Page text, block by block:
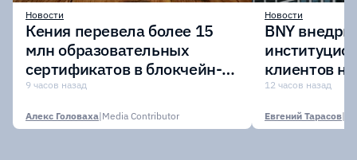
Новости
Кения перевела более 15
млн образовательных
сертификатов в блокчейн-
сеть Avalanche
9 часов назад
Алекс Головаха|Media Contributor
Новости
BNY
клиентов
Digital Asset
12 часов назад
Евгений Тарасов|